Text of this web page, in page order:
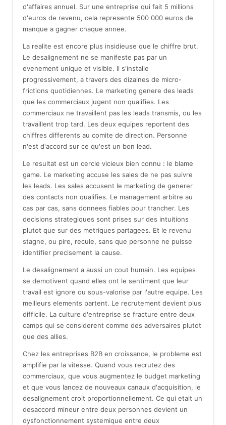
d'affaires annuel. Sur une entreprise qui fait 5 millions
d'euros de revenu, cela represente 500 000 euros de
manque a gagner chaque annee.
La realite est encore plus insidieuse que le chiffre brut.
Le desalignement ne se manifeste pas par un
evenement unique et visible. Il s'installe
progressivement, a travers des dizaines de micro-
frictions quotidiennes. Le marketing genere des leads
que les commerciaux jugent non qualifies. Les
commerciaux ne travaillent pas les leads transmis, ou les
travaillent trop tard. Les deux equipes reportent des
chiffres differents au comite de direction. Personne
n'est d'accord sur ce qu'est un bon lead.
Le resultat est un cercle vicieux bien connu : le blame
game. Le marketing accuse les sales de ne pas suivre
les leads. Les sales accusent le marketing de generer
des contacts non qualifies. Le management arbitre au
cas par cas, sans donnees fiables pour trancher. Les
decisions strategiques sont prises sur des intuitions
plutot que sur des metriques partagees. Et le revenu
stagne, ou pire, recule, sans que personne ne puisse
identifier precisement la cause.
Le desalignement a aussi un cout humain. Les equipes
se demotivent quand elles ont le sentiment que leur
travail est ignore ou sous-valorise par l'autre equipe. Les
meilleurs elements partent. Le recrutement devient plus
difficile. La culture d'entreprise se fracture entre deux
camps qui se considerent comme des adversaires plutot
que des allies.
Chez les entreprises B2B en croissance, le probleme est
amplifie par la vitesse. Quand vous recrutez des
commerciaux, que vous augmentez le budget marketing
et que vous lancez de nouveaux canaux d'acquisition, le
desalignement croit proportionnellement. Ce qui etait un
desaccord mineur entre deux personnes devient un
dysfonctionnement systemique entre deux